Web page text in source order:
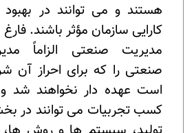
هستند و می توانند در
کارایی سازمان مؤثر باشند.
مدیریت صنعتی الزاماً
صنعتی را که برای احراز آن
است عهده دار نخواهند شد
کسب تجربیات می­ توانند در